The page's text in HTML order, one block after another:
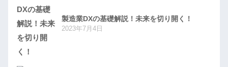
製造業DXの基礎解説！未来を切り開く！
2023年7月4日